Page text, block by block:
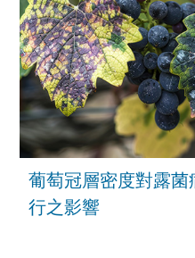
葡萄冠層密度對露
行之影響